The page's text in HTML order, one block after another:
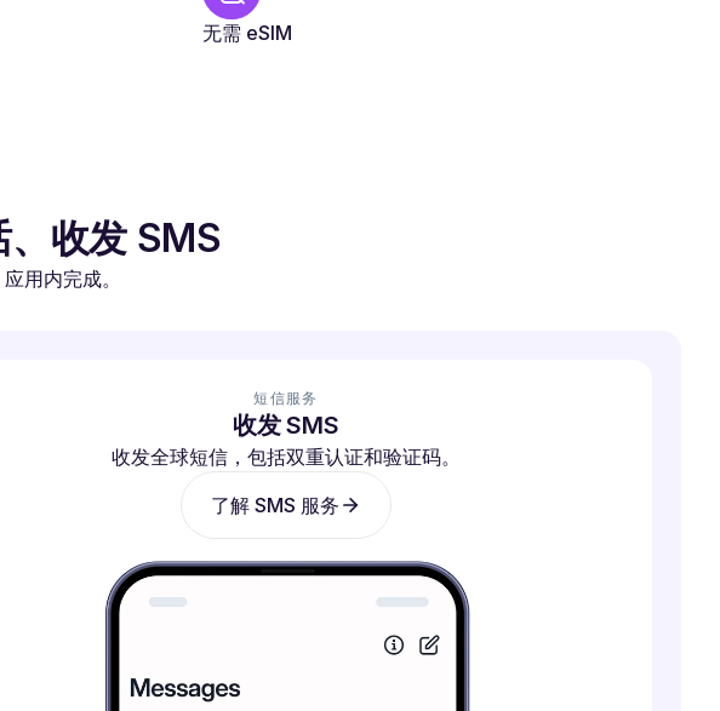
无需 eSIM
收发 SMS
用内完成。
短信服务
收发 SMS
收发全球短信，包括双重认证和验证码。
了解 SMS 服务